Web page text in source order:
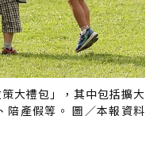
大禮包」，其中包括擴大
陪產假等。 圖／本報資料